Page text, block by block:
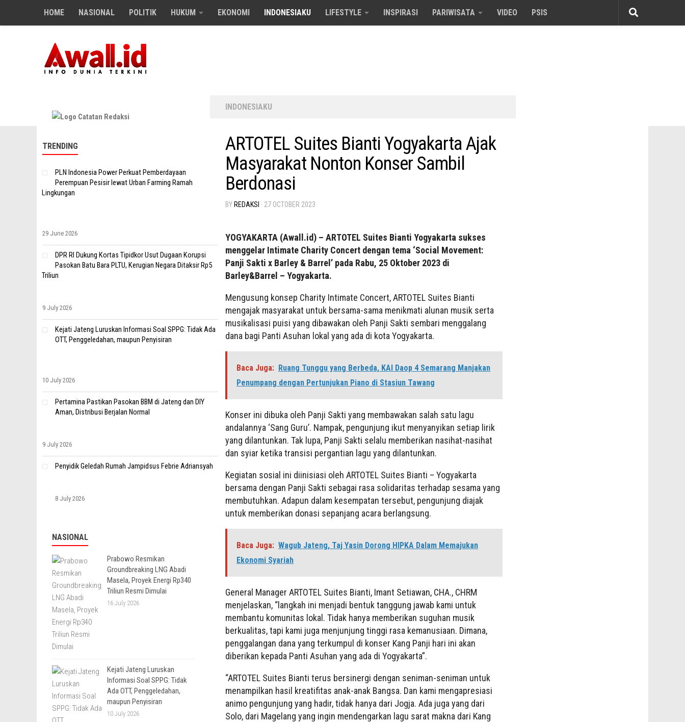
Skip to content
HOME NASIONAL POLITIK HUKUM EKONOMI INDONESIAKU LIFESTYLE INSPIRASI PARIWISATA VIDEO PSIS
INDONESIAKU
ARTOTEL Suites Bianti Yogyakarta Ajak
Masyarakat Nonton Konser Sambil
Berdonasi
BY REDAKSI · 27 OCTOBER 2023
YOGYAKARTA (Awall.id) – ARTOTEL Suites Bianti Yogyakarta sukses
menggelar Intimate Charity Concert dengan tema ‘Social Movement:
Panji Sakti x Barley & Barrel’ pada Rabu, 25 Oktober 2023 di
Barley&Barrel – Yogyakarta.
Mengusung konsep Charity Intimate Concert, ARTOTEL Suites Bianti
mengajak masyarakat untuk bersama-sama menikmati alunan musik serta
musikalisasi puisi yang dibawakan oleh Panji Sakti sembari menggalang
dana bagi Panti Asuhan lokal yang ada di kota Yogyakarta.
Baca Juga: Ruang Tunggu yang Berbeda, KAI Daop 4 Semarang Manjakan
Penumpang dengan Pertunjukan Piano di Stasiun Tawang
Konser ini dibuka oleh Panji Sakti yang membawakan salah satu lagu
andalannya ‘Sang Guru’. Nampak, pengunjung ikut menyanyikan setiap lirik
yang dilantunkan. Tak lupa, Panji Sakti selalu memberikan nasihat-nasihat
dan syiar ketika transisi pergantian lagu yang dilantunkan.
Kegiatan sosial ini diinisiasi oleh ARTOTEL Suites Bianti – Yogyakarta
bersama dengan Panji Sakti sebagai rasa solidaritas terhadap sesama yang
membutuhkan. Adapun dalam kesempatan tersebut, pengunjung diajak
untuk memberikan donasi sepanjang acara berlangsung.
Baca Juga: Wagub Jateng, Taj Yasin Dorong HIPKA Dalam Memajukan
Ekonomi Syariah
General Manager ARTOTEL Suites Bianti, Imant Setiawan, CHA., CHRM
menjelaskan, “langkah ini menjadi bentuk tanggung jawab kami untuk
membantu komunitas lokal. Tidak hanya memberikan suguhan musik
berkualitas, tapi kami juga menjunjung tinggi rasa kemanusiaan. Dimana,
penggalangan dana yang terkumpul di konser Kang Panji hari ini akan
diberikan kepada Panti Asuhan yang ada di Yogyakarta”.
“ARTOTEL Suites Bianti terus bersinergi dengan seniman-seniman untuk
menampilkan hasil kreatifitas anak-anak Bangsa. Dan kami mengapresiasi
animo pengunjung yang hadir, tidak hanya dari Jogja. Ada juga yang dari
Solo, dari Magelang yang ingin mendengarkan lagu sarat makna dari Kang
TRENDING
PLN Indonesia Power Perkuat Pemberdayaan
Perempuan Pesisir lewat Urban Farming Ramah
Lingkungan
29 June 2026
DPR RI Dukung Kortas Tipidkor Usut Dugaan Korupsi
Pasokan Batu Bara PLTU, Kerugian Negara Ditaksir Rp5
Triliun
9 July 2026
Kejati Jateng Luruskan Informasi Soal SPPG: Tidak Ada
OTT, Penggeledahan, maupun Penyisiran
10 July 2026
Pertamina Pastikan Pasokan BBM di Jateng dan DIY
Aman, Distribusi Berjalan Normal
9 July 2026
Penyidik Geledah Rumah Jampidsus Febrie Adriansyah
8 July 2026
NASIONAL
Prabowo Resmikan
Groundbreaking LNG Abadi
Masela, Proyek Energi Rp340
Triliun Resmi Dimulai
16 July 2026
Kejati Jateng Luruskan
Informasi Soal SPPG: Tidak
Ada OTT, Penggeledahan,
maupun Penyisiran
10 July 2026